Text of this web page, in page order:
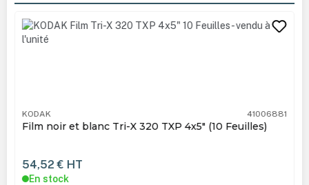
Ignorer la galerie de produits
KODAK 41006881
Film noir et blanc Tri-X 320 TXP 4x5" (10 Feuilles)
54,52 € HT
En stock